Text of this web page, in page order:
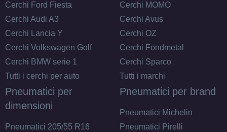
Cerchi Ford Fiesta
Cerchi Audi A3
Cerchi Lancia Y
Cerchi Volkswagen Golf
Cerchi BMW serie 1
Tutti i cerchi per auto
Cerchi MOMO
Cerchi Avus
Cerchi OZ
Cerchi Fondmetal
Cerchi Sparco
Tutti i marchi
Pneumatici per
dimensioni
Pneumatici 205/55 R16
Pneumatici per brand
Pneumatici Michelin
Pneumatici Pirelli